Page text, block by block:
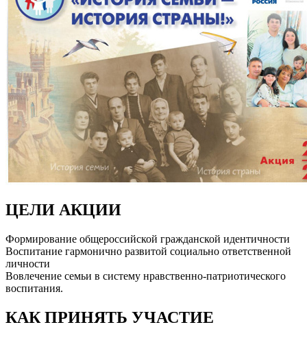
ЦЕЛИ АКЦИИ
Формирование общероссийской гражданской идентичности
Воспитание гармонично развитой социально ответственной
личности
Вовлечение семьи в систему нравственно-патриотического
воспитания.
КАК ПРИНЯТЬ УЧАСТИЕ